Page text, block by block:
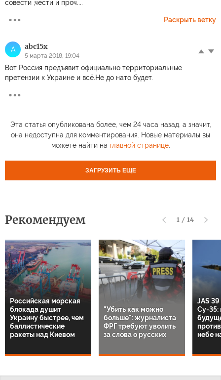
совести ,чести и проч....
Раскрыть ветку
A abc15x
5 марта 2018, 19:04
Вот Россия предъявит официально территориальные
претензии к Украине и всё.Не до нато будет.
Эта статья опубликована более, чем 24 часа назад, а значит,
она недоступна для комментирования. Новые материалы вы
можете найти на главной странице.
ЗАГРУЗИТЬ ЕЩЕ
Рекомендуем 1 / 14
Российская морская
блокада душит
Украину быстрее, чем
баллистические
ракеты над Киевом
"Убить как можно
больше": журналиста
ФРГ требуют уволить
за слова о русских
JAS
Су-35:
небе